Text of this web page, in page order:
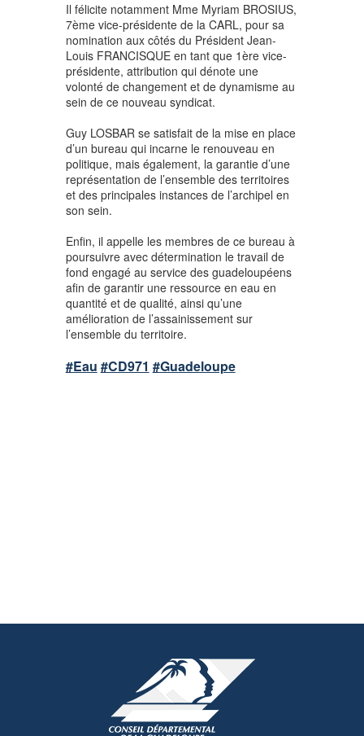
Il félicite notamment Mme Myriam BROSIUS,
7ème vice-présidente de la CARL, pour sa
nomination aux côtés du Président Jean-
Louis FRANCISQUE en tant que 1ère vice-
présidente, attribution qui dénote une
volonté de changement et de dynamisme au
sein de ce nouveau syndicat.
Guy LOSBAR se satisfait de la mise en place
d’un bureau qui incarne le renouveau en
politique, mais également, la garantie d’une
représentation de l’ensemble des territoires
et des principales instances de l’archipel en
son sein.
Enfin, il appelle les membres de ce bureau à
poursuivre avec détermination le travail de
fond engagé au service des guadeloupéens
afin de garantir une ressource en eau en
quantité et de qualité, ainsi qu’une
amélioration de l’assainissement sur
l’ensemble du territoire.
#Eau #CD971 #Guadeloupe